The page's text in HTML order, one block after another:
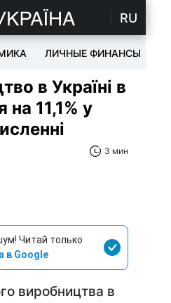
RU
ЛИЧНЫЕ ФИНАНСЫ
в Україні в
на 11,1% у
3 мин
Читай только
в Google
виробництва в